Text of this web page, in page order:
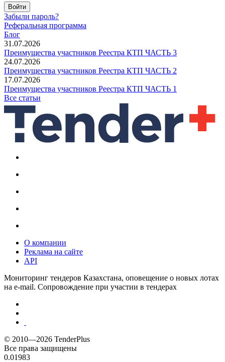
Войти
Забыли пароль?
Реферальная программа
Блог
31.07.2026
Преимущества участников Реестра КТП ЧАСТЬ 3
24.07.2026
Преимущества участников Реестра КТП ЧАСТЬ 2
17.07.2026
Преимущества участников Реестра КТП ЧАСТЬ 1
Все статьи
О компании
Реклама на сайте
API
Мониторинг тендеров Казахстана, оповещение о новых лотах
на e-mail. Сопровождение при участии в тендерах
© 2010—2026 TenderPlus
Все права защищены
0.01983